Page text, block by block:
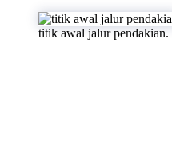
titik awal jalur pendakian.